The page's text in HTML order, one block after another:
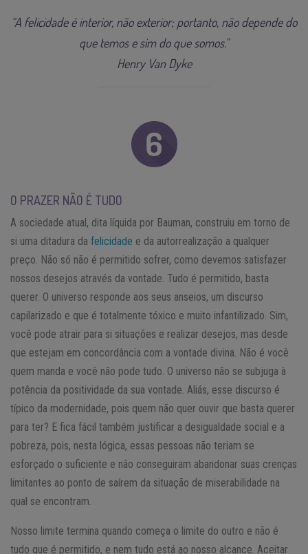
“A felicidade é interior, não exterior; portanto, não depende do
que temos e sim do que somos.”
Henry Van Dyke
O PRAZER NÃO É TUDO
A sociedade atual, dita líquida por Bauman, construiu em torno de
si uma ditadura da felicidade e da autorrealização a qualquer
preço. Não só não é permitido sofrer, como devemos satisfazer
nossos desejos através da vontade. Tudo é permitido, basta
querer. O universo responde aos seus anseios, um discurso
capilarizado e que é totalmente tóxico e muito infantilizado. Sim,
você pode atrair para si situações e realizar desejos, mas desde
que estejam em concordância com a vontade divina. Não é você
quem manda e você não pode tudo. O universo não se subjuga à
potência da positividade da sua vontade. Aliás, esse discurso é
típico da modernidade, pois quem não quer ouvir que basta querer
para ter? E fica fácil também justificar a desigualdade social e a
pobreza, pois, nesta lógica, essas pessoas não teriam se
esforçado o suficiente e não conseguiram abandonar suas crenças
limitantes ao ponto de saírem da situação de miserabilidade na
qual se encontram.
Nosso limite termina quando começa o limite do outro e não é
tudo que é permitido, e nem tudo está ao nosso alcance. Aceitar